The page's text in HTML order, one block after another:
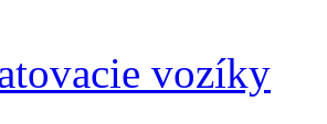
vozíky